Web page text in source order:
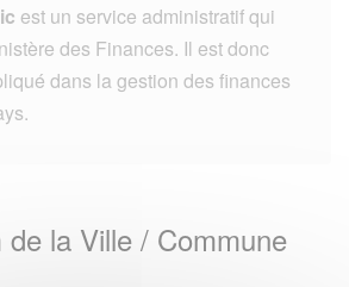
est un service administratif qui
des Finances. Il est donc
dans la gestion des finances
de la Ville / Commune